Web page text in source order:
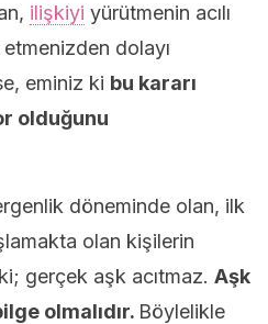
ilişkiyi yürütmenin acılı
dolayı
eminiz ki bu kararı
olduğunu
döneminde olan, ilk
olan kişilerin
gerçek aşk acıtmaz. Aşk
olmalıdır. Böylelikle